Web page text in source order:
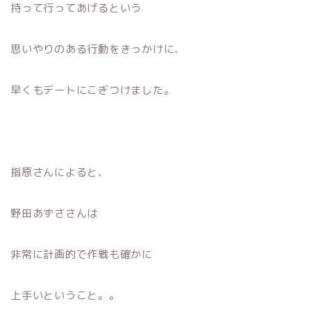
持って行ってあげるという
思いやりのある行動をきっかけに、
早くもデートにこぎつけました。
指原さんによると、
野田あずささんは
非常に計画的で作戦も確かに
上手いということ。。